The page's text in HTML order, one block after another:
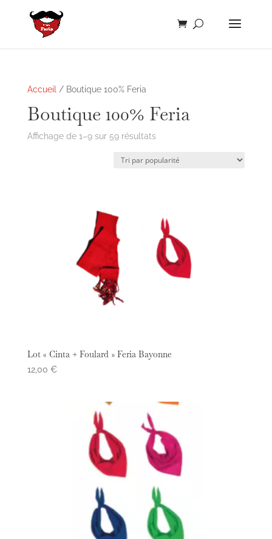
Accueil / Boutique 100% Feria
Boutique 100% Feria
Affichage de 1–9 sur 59 résultatsTrié
popularité
Lot « Cinta + Foulard » Feria Bayonne
12,00 €